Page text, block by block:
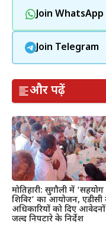
Join WhatsApp
Join Telegram
और पढ़ें
मोतिहारी: सुगौली में ‘सहयोग
शिविर’ का आयोजन, एडीसी
अधिकारियों को दिए
जल्द निपटारे के निर्देश